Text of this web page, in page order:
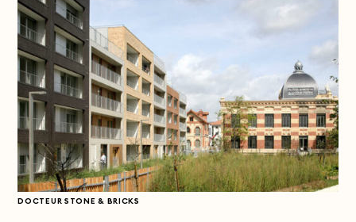
DOCTEUR STONE & BRICKS